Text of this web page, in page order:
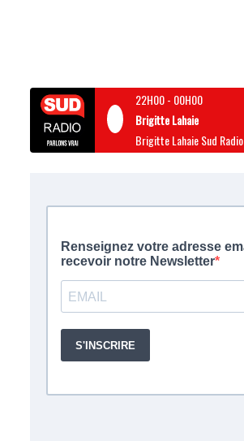
22H00- 00H00
Brigitte Lahaie
Brigitte Lahaie Sud Radio